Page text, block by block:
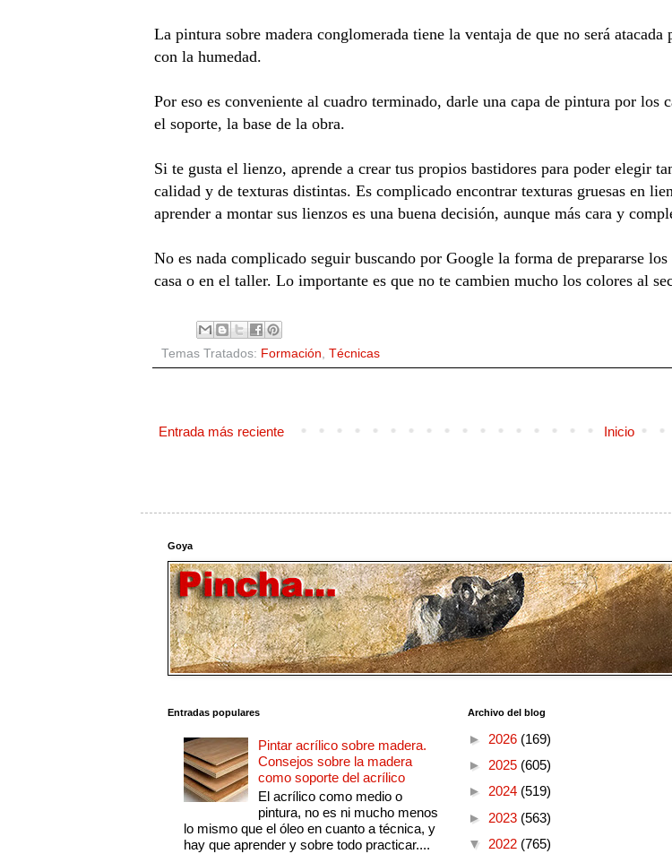
La pintura sobre madera conglomerada tiene la ventaja de que no será
con la humedad.
Por eso es conveniente al cuadro terminado, darle una capa de pintura por los
el soporte, la base de la obra.
Si te gusta el lienzo, aprende a crear tus propios bastidores para poder elegir
calidad y de texturas distintas. Es complicado encontrar texturas gruesas en
aprender a montar sus lienzos es una buena decisión, aunque más cara y
No es nada complicado seguir buscando por Google la forma de prepararse
casa o en el taller. Lo importante es que no te cambien mucho los colores al
Temas Tratados: Formación, Técnicas
Entrada más reciente Inicio
Goya
Entradas populares
Pintar acrílico sobre madera.
Consejos sobre la madera
como soporte del acrílico
El acrílico como medio o
pintura, no es ni mucho menos
lo mismo que el óleo en cuanto a técnica, y
hay que aprender y sobre todo practicar....
Archivo del blog
► 2026 (169)
► 2025 (605)
► 2024 (519)
► 2023 (563)
▼ 2022 (765)